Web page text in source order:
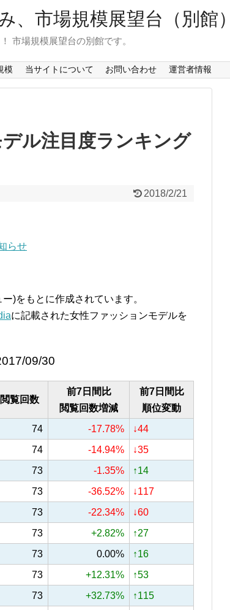
市場規模展望台（別館）
市場規模展望台の別館です。
模 当サイトについて お問い合わせ 運営者情報
ル注目度ランキング
2018/2/21
らせ
)をもとに作成されています。
に記載された女性ファッションモデルを
09/30
閲覧回数
前7日間比
閲覧回数増減
前7日間比
順位変動
74 -17.78%
↓44
74 -14.94%
↓35
73 -1.35%
↑14
73 -36.52%
↓117
73 -22.34%
↓60
73 +2.82%
↑27
73 0.00%
↑16
73 +12.31%
↑53
73 +32.73%
↑115